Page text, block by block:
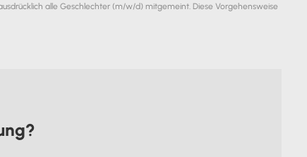
alle Geschlechter (m/w/d) mitgemeint. Diese Vorgehensweise